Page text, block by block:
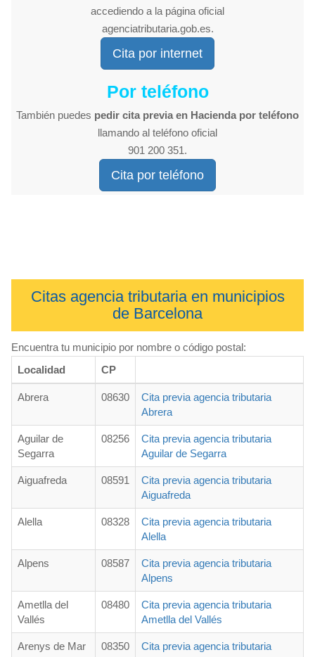
accediendo a la página oficial
agenciatributaria.gob.es.
Cita por internet
Por teléfono
También puedes pedir cita previa en Hacienda por teléfono
llamando al teléfono oficial
901 200 351.
Cita por teléfono
Citas agencia tributaria en municipios
de Barcelona
Encuentra tu municipio por nombre o código postal:
Localidad
CP
Abrera 08630
Cita previa agencia tributaria
Abrera
Aguilar de
Segarra
08256
Cita previa agencia tributaria
Aguilar de Segarra
Aiguafreda 08591
Cita previa agencia tributaria
Aiguafreda
Alella 08328
Cita previa agencia tributaria
Alella
Alpens 08587
Cita previa agencia tributaria
Alpens
Ametlla del
Vallés
08480
Cita previa agencia tributaria
Ametlla del Vallés
Arenys de Mar 08350
Cita previa agencia tributaria